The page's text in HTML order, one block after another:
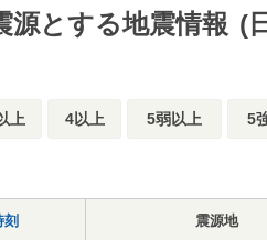
源とする地震情報 (
上 4以上 5弱以上 5
震源地